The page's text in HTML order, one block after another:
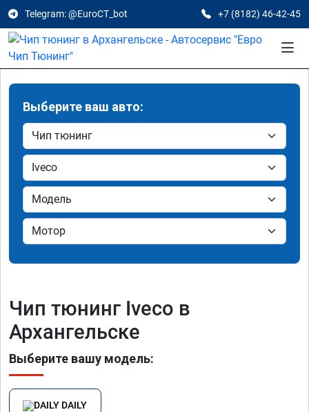
Telegram: @EuroCT_bot +7 (8182) 46-42-45
Выберите ваш авто:
Чип тюнинг Iveco в
Архангельске
Выберите вашу модель:
DAILY